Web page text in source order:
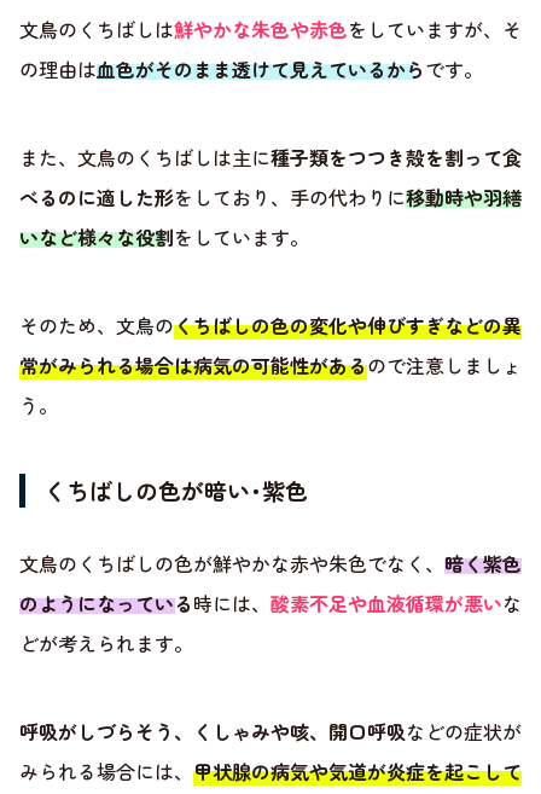
文鳥のくちばしは鮮やかな朱色や赤色をしていますが、そ
の理由は血色がそのまま透けて見えているからです。
また、文鳥のくちばしは主に種子類をつつき殻を割って食
べるのに適した形をしており、手の代わりに移動時や羽繕
いなど様々な役割をしています。
そのため、文鳥のくちばしの色の変化や伸びすぎなどの異
常がみられる場合は病気の可能性があるので注意しましょ
う。
くちばしの色が暗い･紫色
文鳥のくちばしの色が鮮やかな赤や朱色でなく、 暗く紫色
のようになっている時には、 酸素不足や血液循環が悪いな
どが考えられます。
呼吸がしづらそう、くしゃみや咳、開口呼吸などの症状が
みられる場合には、 甲状腺の病気や気道が炎症を起こして